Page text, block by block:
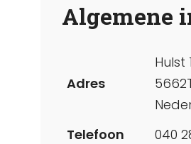
Algemene
Adres
Hulst
Telefoon
040